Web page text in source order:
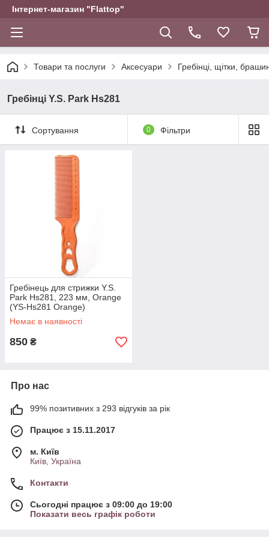
Інтернет-магазин "Flattop"
Товари та послуги Аксесуари Гребінці, щітки,
Гребінці Y.S. Park Hs281
Сортування 0 Фільтри
Гребінець для стрижки Y.S.
Park Hs281, 223 мм, Orange
(YS-Hs281 Orange)
Немає в наявності
850 ₴
Про нас
99% позитивних з 293 відгуків за рік
Працює з 15.11.2017
м. Київ
Київ, Україна
Контакти
Сьогодні працює з 09:00 до 19:00
Показати весь графік роботи